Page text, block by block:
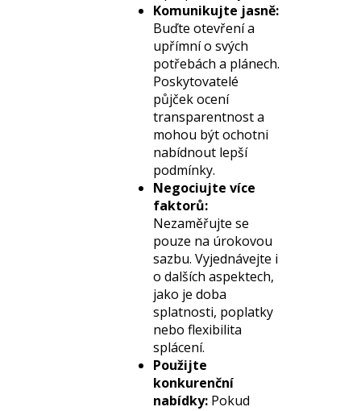
Komunikujte jasně:
Buďte otevření a
upřímní o svých
potřebách a plánech.
Poskytovatelé
půjček ocení
transparentnost a
mohou být ochotni
nabídnout lepší
podmínky.
Negociujte více
faktorů:
Nezaměřujte se
pouze na úrokovou
sazbu. Vyjednávejte i
o dalších aspektech,
jako je doba
splatnosti, poplatky
nebo flexibilita
splácení.
Použijte
konkurenční
nabídky: Pokud